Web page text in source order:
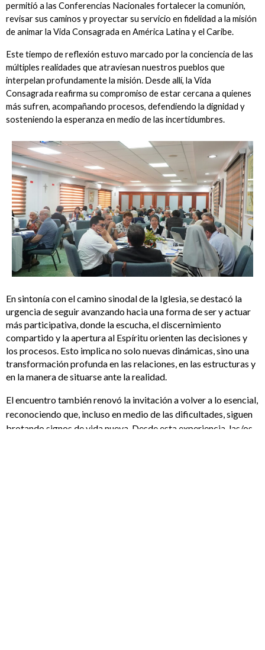
permitió a las Conferencias Nacionales fortalecer la comunión,
revisar sus caminos y proyectar su servicio en fidelidad a la misión
de animar la Vida Consagrada en América Latina y el Caribe.
Este tiempo de reflexión estuvo marcado por la conciencia de las
múltiples realidades que atraviesan nuestros pueblos que
interpelan profundamente la misión. Desde allí, la Vida
Consagrada reafirma su compromiso de estar cercana a quienes
más sufren, acompañando procesos, defendiendo la dignidad y
sosteniendo la esperanza en medio de las incertidumbres.
En sintonía con el camino sinodal de la Iglesia, se destacó la
urgencia de seguir avanzando hacia una forma de ser y actuar
más participativa, donde la escucha, el discernimiento
compartido y la apertura al Espíritu orienten las decisiones y
los procesos. Esto implica no solo nuevas dinámicas, sino una
transformación profunda en las relaciones, en las estructuras y
en la manera de situarse ante la realidad.
El encuentro también renovó la invitación a volver a lo esencial,
reconociendo que, incluso en medio de las dificultades, siguen
brotando signos de vida nueva. Desde esta experiencia, las/os